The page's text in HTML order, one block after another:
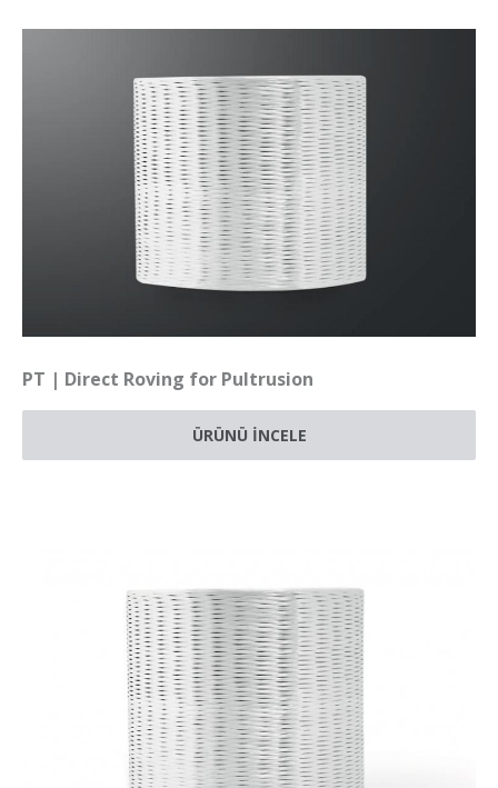
PT | Direct Roving for Pultrusion
ÜRÜNÜ İNCELE